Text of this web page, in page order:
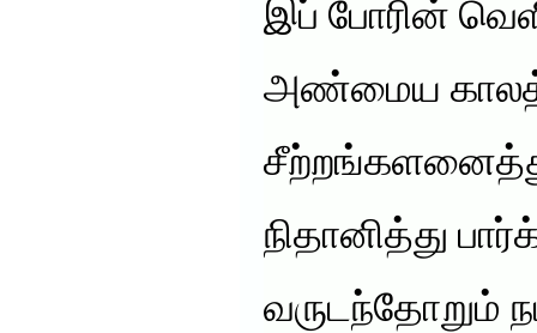
இப் போரின்
அண்மைய
நிதானித்து
வருடந்தோறும்